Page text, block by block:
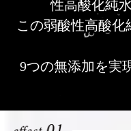
性高酸化純
この弱酸性高酸
9つの無添加を実